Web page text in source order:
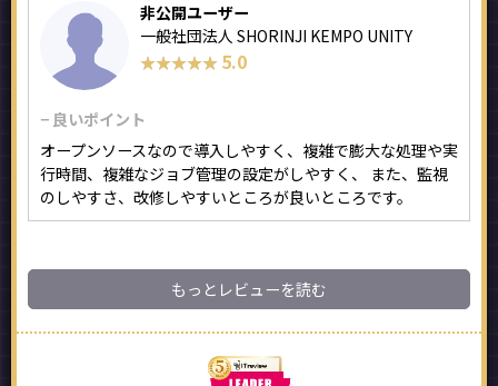
非公開ユーザー
一般社団法人 SHORINJI KEMPO UNITY
★★★★★
★★★★★ 5.0
− 良いポイント
オープンソースなので導入しやすく、複雑で膨大な処理や実
行時間、複雑なジョブ管理の設定がしやすく、 また、監視
のしやすさ、改修しやすいところが良いところです。
もっとレビューを読む